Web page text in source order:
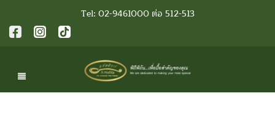
Tel: 02-9461000 ต่อ 512-513